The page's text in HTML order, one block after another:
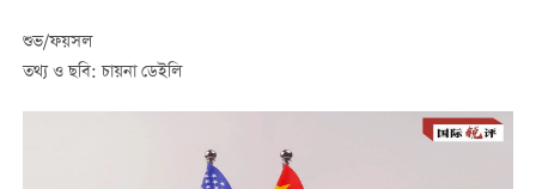
শুভ/ফয়সল
তথ্য ও ছবি: চায়না ডেইলি